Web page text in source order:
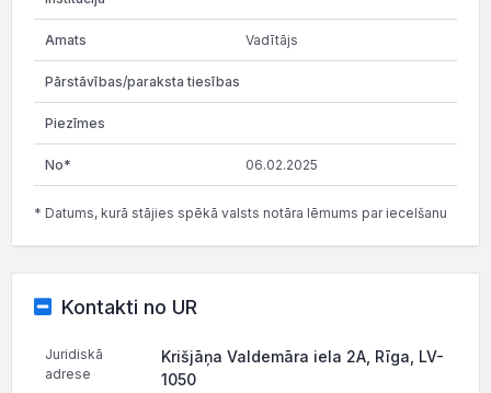
Vadītājs
06.02.2025
* Datums, kurā stājies spēkā valsts notāra lēmums par iecelšanu
Kontakti no UR
Juridiskā
adrese
Krišjāņa Valdemāra iela 2A, Rīga, LV-
1050